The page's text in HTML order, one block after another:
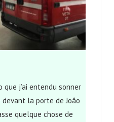
j’ai entendu sonner
devant la porte de Joâo
quelque chose de